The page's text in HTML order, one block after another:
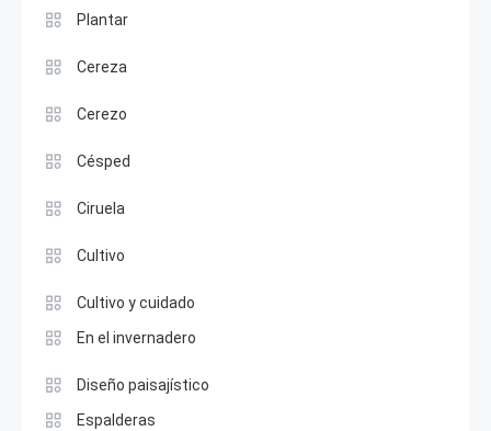
Plantar
Cereza
Cerezo
Césped
Ciruela
Cultivo
Cultivo y cuidado
En el invernadero
Diseño paisajístico
Espalderas